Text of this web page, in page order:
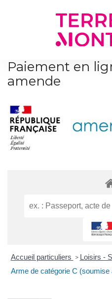
Paiement en
amende
Accueil particuliers > Loisirs -
Arme de catégorie C (soumise